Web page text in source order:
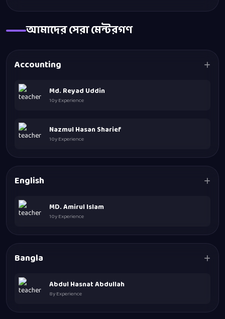
আমাদের সেরা মেন্টরগণ
Accounting
Md. Reyad Uddin
10y Experience
Nazmul Hasan Sharief
10y Experience
English
MD. Amirul Islam
10y Experience
Bangla
Abdul Hasnat Abdullah
8y Experience